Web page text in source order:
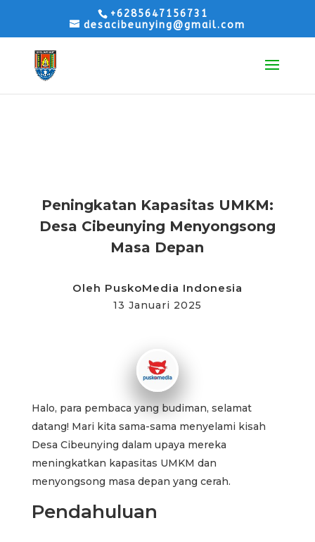
+6285647156731
desacibeunying@gmail.com
Peningkatan Kapasitas UMKM:
Desa Cibeunying Menyongsong
Masa Depan
Oleh PuskoMedia Indonesia
13 Januari 2025
Halo, para pembaca yang budiman, selamat
datang! Mari kita sama-sama menyelami kisah
Desa Cibeunying dalam upaya mereka
meningkatkan kapasitas UMKM dan
menyongsong masa depan yang cerah.
Pendahuluan